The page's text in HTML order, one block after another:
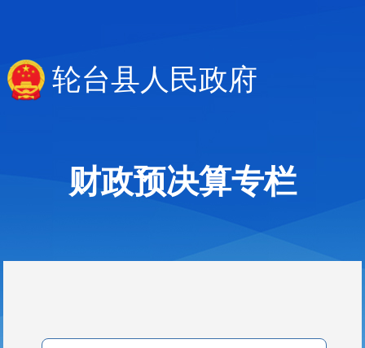
轮台县人民政府
财政预决算专栏